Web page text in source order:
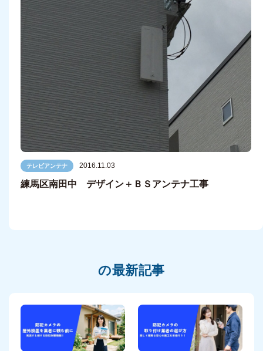
テレビアンテナ 2016.11.03
練馬区南田中 デザイン＋ＢＳアンテナ工事
の最新記事